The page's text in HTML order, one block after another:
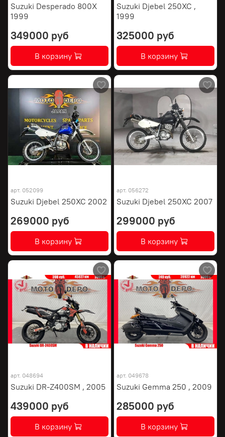
Suzuki Desperado 800X
1999
349000 руб
В корзину
Suzuki Djebel 250XC ,
1999
325000 руб
В корзину
арт. 052099
Suzuki Djebel 250XC 2002
269000 руб
В корзину
арт. 056272
Suzuki Djebel 250XC 2007
299000 руб
В корзину
арт. 048694
Suzuki DR-Z400SM , 2005
439000 руб
В корзину
арт. 049678
Suzuki Gemma 250 , 2009
285000 руб
В корзину